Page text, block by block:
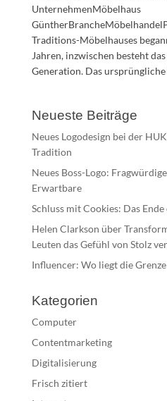
UnternehmenMöbelhaus
Traditions-Möbelhauses
Jahren, inzwischen besteht
Generation. Das
Neueste Beiträge
Neues Logodesign bei der
Tradition
Neues Boss-Logo:
Erwartbare
Schluss mit Cookies: Das
Helen Clarkson über
Leuten das Gefühl von Stolz
Influencer: Wo liegt die
Kategorien
Computer
Contentmarketing
Digitalisierung
Frisch zitiert